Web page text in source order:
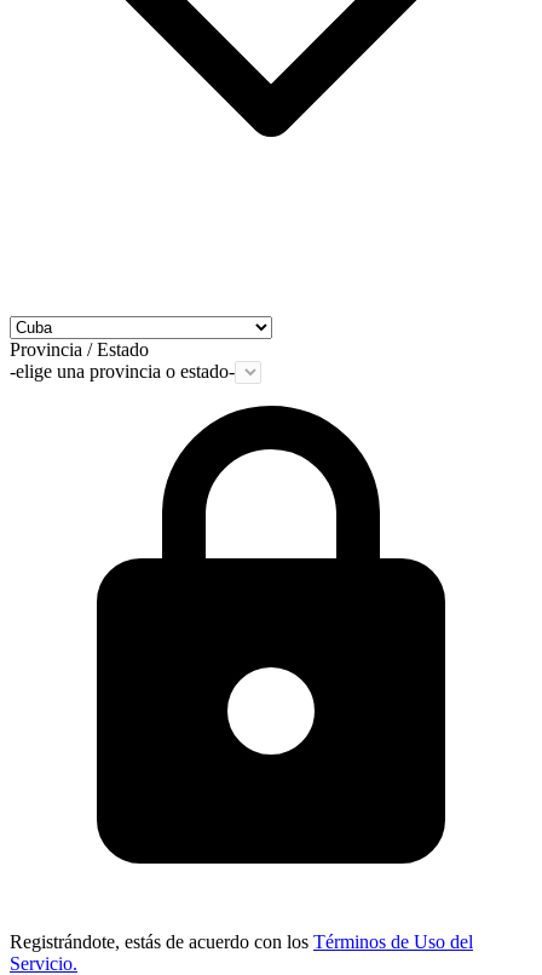
Provincia / Estado
-elige una provincia o estado-
Registrándote, estás de acuerdo con los Términos de Uso del
Servicio.